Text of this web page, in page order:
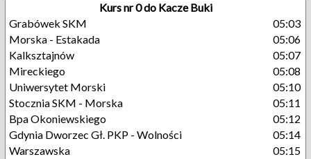
Kurs nr 0 do Kacze Buki
Grabówek SKM
05:03
Morska - Estakada
05:06
Kalksztajnów
05:07
Mireckiego
05:08
Uniwersytet Morski
05:10
Stocznia SKM - Morska
05:11
Bpa Okoniewskiego
05:12
Gdynia Dworzec Gł. PKP - Wolności
05:14
Warszawska
05:15